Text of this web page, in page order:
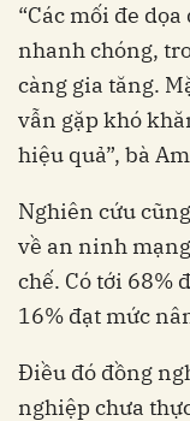
“Các mối đe
nhanh chóng,
càng gia tăng.
vẫn gặp khó
hiệu quả”, bà
Nghiên cứu
về an ninh
chế. Có tới 68%
16% đạt mức
Điều đó đồng
nghiệp chưa